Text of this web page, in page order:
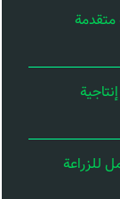
متقدمة
للزراعة